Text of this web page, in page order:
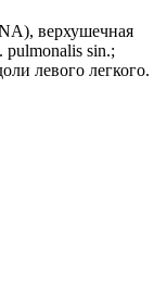
верхушечная
sin.;
левого легкого.